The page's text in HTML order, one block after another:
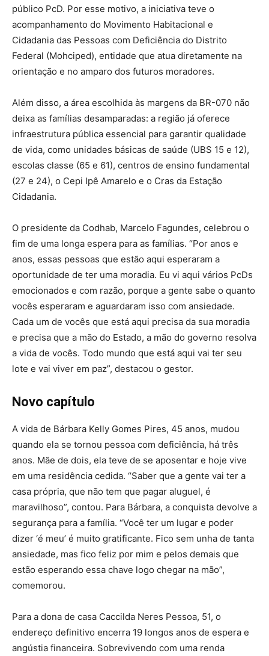
público PcD. Por esse motivo, a iniciativa teve o
acompanhamento do Movimento Habitacional e
Cidadania das Pessoas com Deficiência do Distrito
Federal (Mohciped), entidade que atua diretamente na
orientação e no amparo dos futuros moradores.
Além disso, a área escolhida às margens da BR-070 não
deixa as famílias desamparadas: a região já oferece
infraestrutura pública essencial para garantir qualidade
de vida, como unidades básicas de saúde (UBS 15 e 12),
escolas classe (65 e 61), centros de ensino fundamental
(27 e 24), o Cepi Ipê Amarelo e o Cras da Estação
Cidadania.
O presidente da Codhab, Marcelo Fagundes, celebrou o
fim de uma longa espera para as famílias. “Por anos e
anos, essas pessoas que estão aqui esperaram a
oportunidade de ter uma moradia. Eu vi aqui vários PcDs
emocionados e com razão, porque a gente sabe o quanto
vocês esperaram e aguardaram isso com ansiedade.
Cada um de vocês que está aqui precisa da sua moradia
e precisa que a mão do Estado, a mão do governo resolva
a vida de vocês. Todo mundo que está aqui vai ter seu
lote e vai viver em paz”, destacou o gestor.
Novo capítulo
A vida de Bárbara Kelly Gomes Pires, 45 anos, mudou
quando ela se tornou pessoa com deficiência, há três
anos. Mãe de dois, ela teve de se aposentar e hoje vive
em uma residência cedida. “Saber que a gente vai ter a
casa própria, que não tem que pagar aluguel, é
maravilhoso”, contou. Para Bárbara, a conquista devolve a
segurança para a família. “Você ter um lugar e poder
dizer ‘é meu’ é muito gratificante. Fico sem unha de tanta
ansiedade, mas fico feliz por mim e pelos demais que
estão esperando essa chave logo chegar na mão”,
comemorou.
Para a dona de casa Caccilda Neres Pessoa, 51, o
endereço definitivo encerra 19 longos anos de espera e
angústia financeira. Sobrevivendo com uma renda